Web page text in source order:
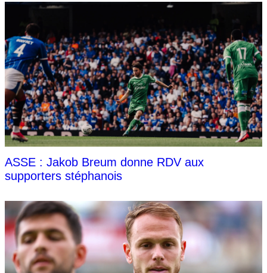
ASSE : Jakob Breum donne RDV aux
supporters stéphanois